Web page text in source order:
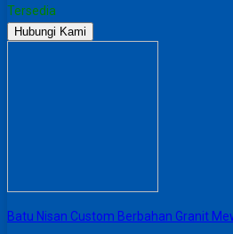
Tersedia
Hubungi Kami
Batu Nisan Custom Berbahan Granit